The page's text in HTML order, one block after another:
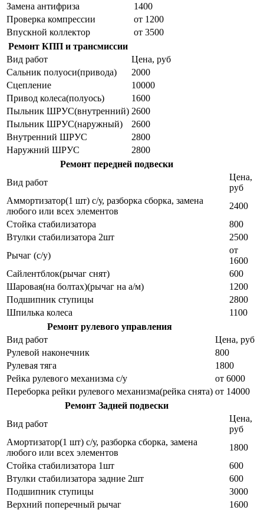
Замена антифриза
1400
Проверка компрессии
от 1200
Впускной коллектор
от 3500
Ремонт КПП и трансмиссии
Вид работ
Цена, руб
Сальник полуоси(привода)
2000
Сцепление
10000
Привод колеса(полуось)
1600
Пыльник ШРУС(внутренний) 2600
Пыльник ШРУС(наружный)
2600
Внутренний ШРУС
2800
Наружний ШРУС
2800
Ремонт передней подвески
Вид работ
Цена,
руб
Аммортизатор(1 шт) с/у, разборка сборка, замена
любого или всех элементов
2400
Стойка стабилизатора
800
Втулки стабилизатора 2шт
2500
Рычаг (с/у)
от
1600
Сайлентблок(рычаг снят)
600
Шаровая(на болтах)(рычаг на а/м)
1200
Подшипник ступицы
2800
Шпилька колеса
1100
Ремонт рулевого управления
Вид работ
Цена, руб
Рулевой наконечник
800
Рулевая тяга
1800
Рейка рулевого механизма с/у
от 6000
Переборка рейки рулевого механизма(рейка снята) от 14000
Ремонт Задней подвески
Вид работ
Цена,
руб
Амортизатор(1 шт) с/у, разборка сборка, замена
любого или всех элементов
1800
Стойка стабилизатора 1шт
600
Втулки стабилизатора задние 2шт
600
Подшипник ступицы
3000
Верхний поперечный рычаг
1600